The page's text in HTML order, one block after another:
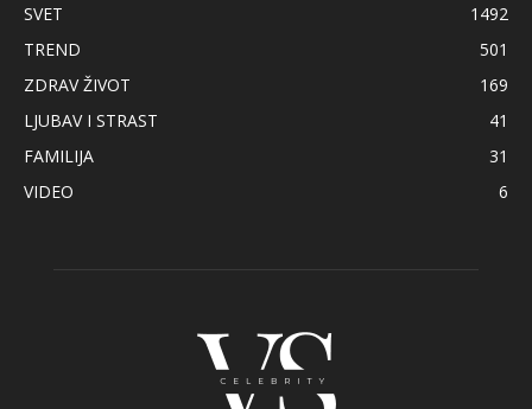
SVET
1492
TREND
501
ZDRAV ŽIVOT
169
LJUBAV I STRAST
41
FAMILIJA
31
VIDEO
6